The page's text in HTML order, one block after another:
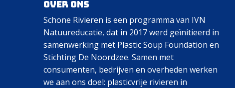
Over ons
Schone Rivieren is een programma van IVN
Natuureducatie, dat in 2017 werd geïnitieerd in
samenwerking met Plastic Soup Foundation en
Stichting De Noordzee. Samen met
consumenten, bedrijven en overheden werken
we aan ons doel: plasticvrije rivieren in